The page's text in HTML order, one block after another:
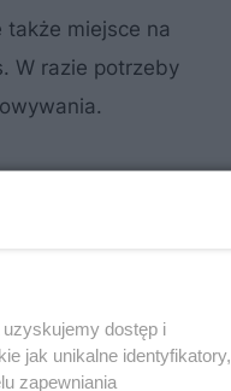
także miejsce na
W razie potrzeby
dostęp i
jak unikalne identyfikatory,
zapewniania